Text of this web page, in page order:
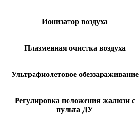
Ионизатор воздуха
Плазменная очистка воздуха
Ультрафиолетовое обеззараживание
Регулировка положения жалюзи с
пульта ДУ